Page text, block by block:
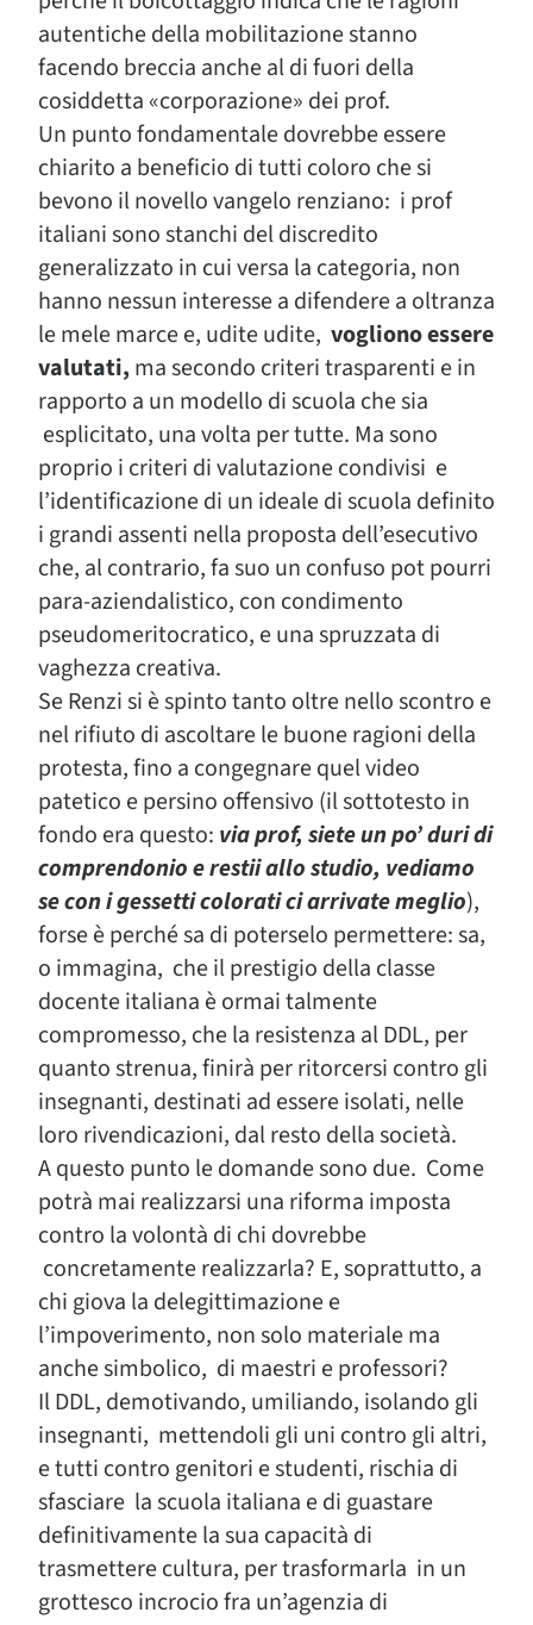
autentiche della mobilitazione stanno
facendo breccia anche al di fuori della
cosiddetta «corporazione» dei prof.
Un punto fondamentale dovrebbe essere
chiarito a beneficio di tutti coloro che si
bevono il novello vangelo renziano: i prof
italiani sono stanchi del discredito
generalizzato in cui versa la categoria, non
hanno nessun interesse a difendere a oltranza
le mele marce e, udite udite, vogliono essere
valutati, ma secondo criteri trasparenti e in
rapporto a un modello di scuola che sia
esplicitato, una volta per tutte. Ma sono
proprio i criteri di valutazione condivisi e
l’identificazione di un ideale di scuola definito
i grandi assenti nella proposta dell’esecutivo
che, al contrario, fa suo un confuso pot pourri
para-aziendalistico, con condimento
pseudomeritocratico, e una spruzzata di
vaghezza creativa.
Se Renzi si è spinto tanto oltre nello scontro e
nel rifiuto di ascoltare le buone ragioni della
protesta, fino a congegnare quel video
patetico e persino offensivo (il sottotesto in
fondo era questo: via prof, siete un po’ duri di
comprendonio e restii allo studio, vediamo
se con i gessetti colorati ci arrivate meglio),
forse è perché sa di poterselo permettere: sa,
o immagina, che il prestigio della classe
docente italiana è ormai talmente
compromesso, che la resistenza al DDL, per
quanto strenua, finirà per ritorcersi contro gli
insegnanti, destinati ad essere isolati, nelle
loro rivendicazioni, dal resto della società.
A questo punto le domande sono due. Come
potrà mai realizzarsi una riforma imposta
contro la volontà di chi dovrebbe
concretamente realizzarla? E, soprattutto, a
chi giova la delegittimazione e
l’impoverimento, non solo materiale ma
anche simbolico, di maestri e professori?
Il DDL, demotivando, umiliando, isolando gli
insegnanti, mettendoli gli uni contro gli altri,
e tutti contro genitori e studenti, rischia di
sfasciare la scuola italiana e di guastare
definitivamente la sua capacità di
trasmettere cultura, per trasformarla in un
grottesco incrocio fra un’agenzia di